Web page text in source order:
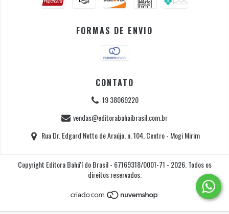
FORMAS DE ENVIO
CONTATO
19 38069220
vendas@editorabahaibrasil.com.br
Rua Dr. Edgard Netto de Araújo, n. 104, Centro - Mogi Mirim
Copyright Editora Bahá'í do Brasil - 67169318/0001-71 - 2026. Todos os
direitos reservados.